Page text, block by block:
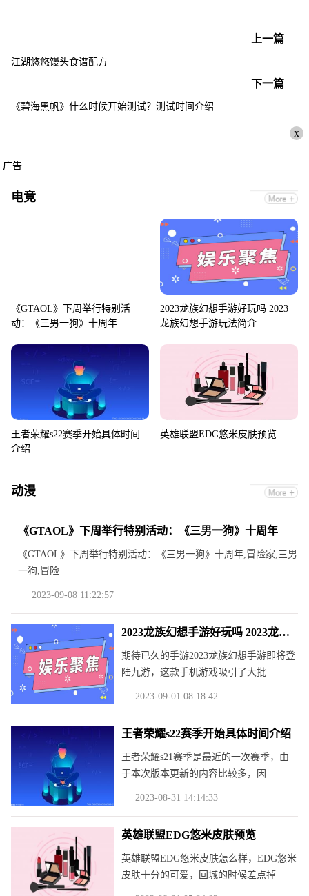
上一篇
江湖悠悠馒头食谱配方
下一篇
《碧海黑帆》什么时候开始测试？测试时间介绍
x
广告
电竞
《GTAOL》下周举行特别活
动：《三男一狗》十周年
2023龙族幻想手游好玩吗 2023
龙族幻想手游玩法简介
王者荣耀s22赛季开始具体时间
介绍
英雄联盟EDG悠米皮肤预览
动漫
《GTAOL》下周举行特别活动：《三男一狗》十周年
《GTAOL》下周举行特别活动：《三男一狗》十周年,冒险家,三男
一狗,冒险
2023-09-08 11:22:57
2023龙族幻想手游好玩吗 2023龙族幻想手游玩法简介
期待已久的手游2023龙族幻想手游即将登
陆九游，这款手机游戏吸引了大批
2023-09-01 08:18:42
王者荣耀s22赛季开始具体时间介绍
王者荣耀s21赛季是最近的一次赛季，由
于本次版本更新的内容比较多，因
2023-08-31 14:14:33
英雄联盟EDG悠米皮肤预览
英雄联盟EDG悠米皮肤怎么样，EDG悠米
皮肤十分的可爱，回城的时候差点掉